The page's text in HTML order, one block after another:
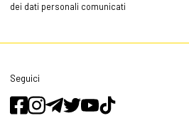
dei dati personali comunicati
Seguici